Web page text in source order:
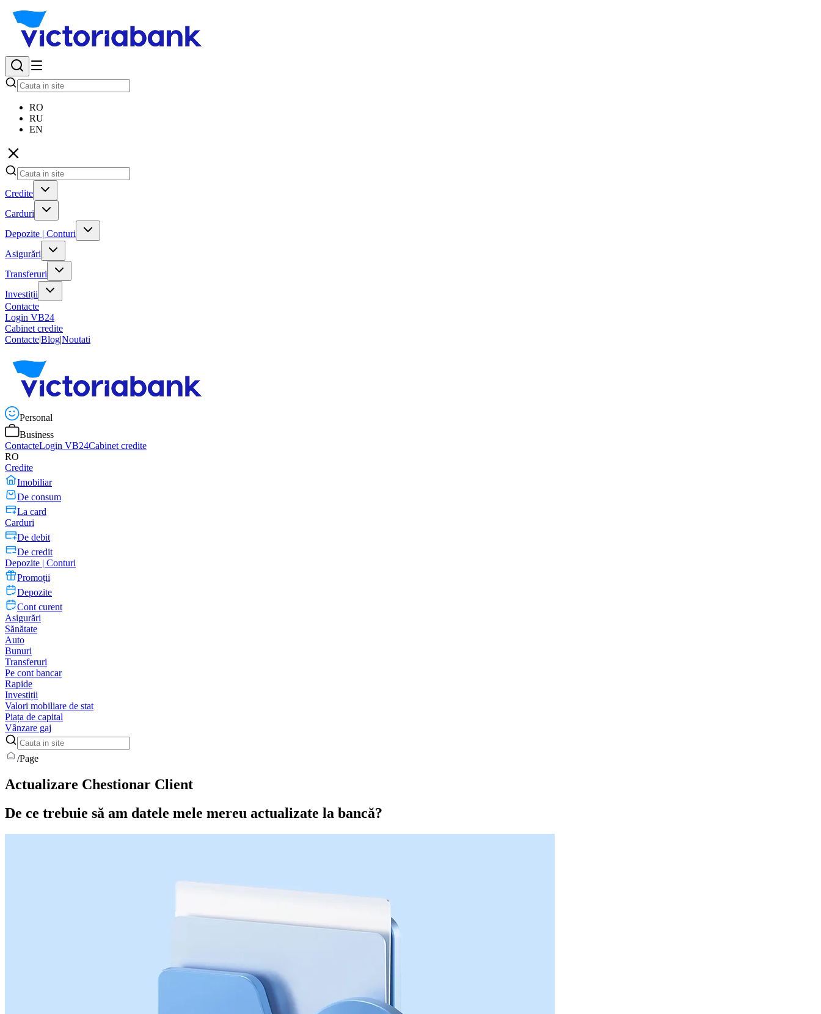
RO
RU
EN
Credite
Carduri
Depozite | Conturi
Asigurări
Transferuri
Investiții
Contacte
Login VB24
Cabinet credite
Contacte|Blog|Noutati
Personal
Business
ContacteLogin VB24Cabinet credite
RO
Credite
Imobiliar
De consum
La card
Carduri
De debit
De credit
Depozite | Conturi
Promoții
Depozite
Cont curent
Asigurări
Sănătate
Auto
Bunuri
Transferuri
Pe cont bancar
Rapide
Investiții
Valori mobiliare de stat
Piața de capital
Vânzare gaj
/Page
Actualizare Chestionar Client
De ce trebuie să am datele mele mereu actualizate la bancă?